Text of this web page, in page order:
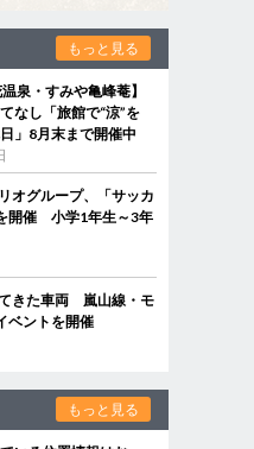
もっと見る
温泉・すみや亀峰菴】
なし「旅館で“涼”を
」8月末まで開催中
オグループ、「サッカ
開催 小学1年生～3年
きた車両 嵐山線・モ
ベントを開催
もっと見る